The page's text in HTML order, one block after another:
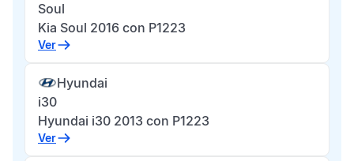
Soul
Kia Soul 2016 con P1223
Ver
Hyundai
i30
Hyundai i30 2013 con P1223
Ver